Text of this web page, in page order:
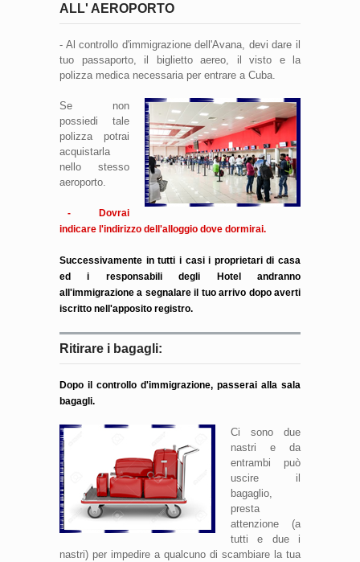
ALL' AEROPORTO
- Al controllo d'immigrazione dell'Avana, devi dare il
tuo passaporto, il biglietto aereo, il visto e la
polizza medica necessaria per entrare a Cuba.
Se non
possiedi tale
polizza potrai
acquistarla
nello stesso
aeroporto.
- Dovrai
indicare l'indirizzo dell'alloggio dove dormirai.
Successivamente in tutti i casi i proprietari di casa
ed i responsabili degli Hotel andranno
all'immigrazione a segnalare il tuo arrivo dopo averti
iscritto nell'apposito registro.
Ritirare i bagagli:
Dopo il controllo d'immigrazione, passerai alla sala
bagagli.
Ci sono due
nastri e da
entrambi può
uscire il
bagaglio,
presta
attenzione (a
tutti e due i
nastri) per impedire a qualcuno di scambiare la tua